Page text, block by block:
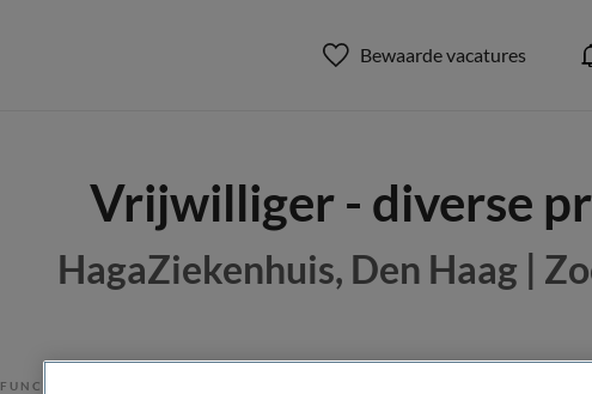
Bewaarde vacatures
Vrijwilliger - diverse
HagaZiekenhuis, Den Haag |
FUNCTIE